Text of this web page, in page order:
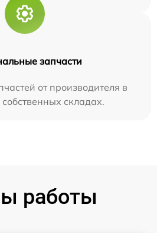
запчасти
от производителя в
складах.
работы